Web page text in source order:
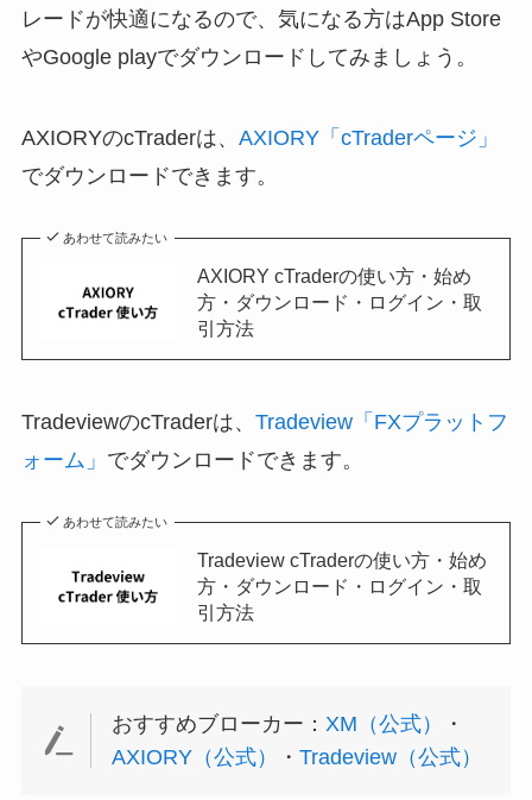
レードが快適になるので、気になる方はApp Store
やGoogle playでダウンロードしてみましょう。
AXIORYのcTraderは、 AXIORY「cTraderページ」
でダウンロードできます。
あわせて読みたい
AXIORY cTraderの使い方・始め
方・ダウンロード・ログイン・取
引方法
TradeviewのcTraderは、 Tradeview「FXプラットフ
ォーム」 でダウンロードできます。
あわせて読みたい
Tradeview cTraderの使い方・始め
方・ダウンロード・ログイン・取
引方法
おすすめブローカー：XM（公式）
・
AXIORY（公式）
・Tradeview（公式）